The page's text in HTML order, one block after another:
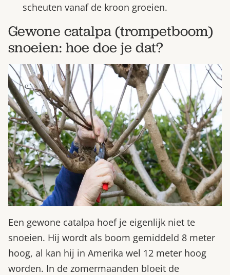
scheuten vanaf de kroon groeien.
Gewone catalpa (trompetboom)
snoeien: hoe doe je dat?
Een gewone catalpa hoef je eigenlijk niet te
snoeien. Hij wordt als boom gemiddeld 8 meter
hoog, al kan hij in Amerika wel 12 meter hoog
worden. In de zomermaanden bloeit de